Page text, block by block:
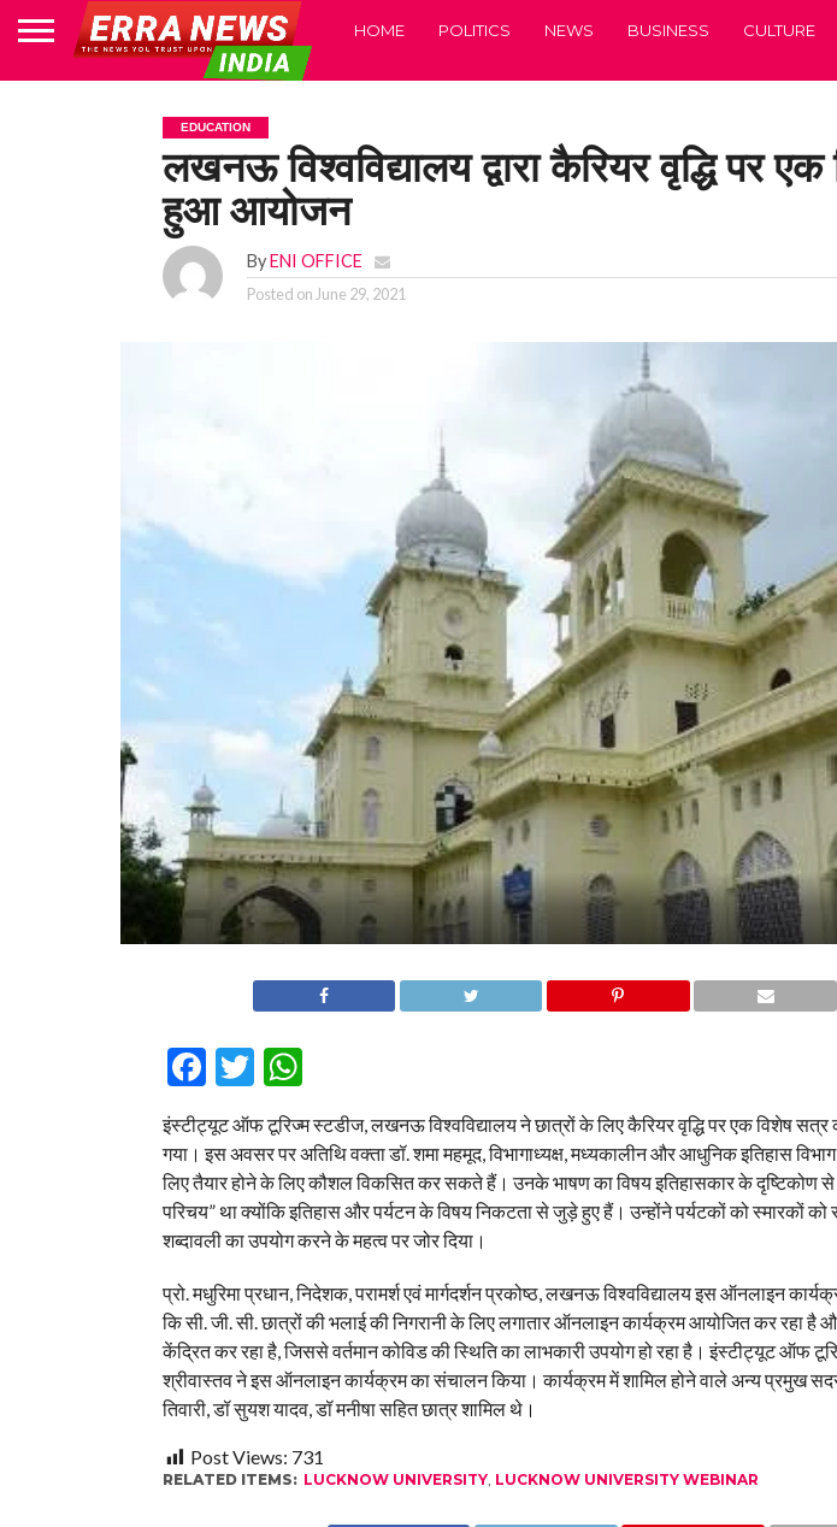
HOME POLITICS NEWS BUSINESS CULTURE
EDUCATION
लखनऊ विश्वविद्यालय द्वारा कैरियर वृद्धि पर
हुआ आयोजन
ByENI OFFICE
Posted on June 29, 2021
Facebook
Twitter
WhatsApp
इंस्टीट्यूट ऑफ टूरिज्म स्टडीज, लखनऊ विश्वविद्यालय ने छात्रों के लिए कैरियर वृद्धि पर एक विशेष
गया। इस अवसर पर अतिथि वक्ता डॉ. शमा महमूद, विभागाध्यक्ष, मध्यकालीन और आधुनिक इतिहास
लिए तैयार होने के लिए कौशल विकसित कर सकते हैं। उनके भाषण का विषय इतिहासकार के दृष्टिकोण से
परिचय” था क्योंकि इतिहास और पर्यटन के विषय निकटता से जुड़े हुए हैं। उन्होंने पर्यटकों को स्मारकों
शब्दावली का उपयोग करने के महत्व पर जोर दिया।
प्रो. मधुरिमा प्रधान, निदेशक, परामर्श एवं मार्गदर्शन प्रकोष्ठ, लखनऊ विश्वविद्यालय इस ऑनलाइन
कि सी. जी. सी. छात्रों की भलाई की निगरानी के लिए लगातार ऑनलाइन कार्यक्रम आयोजित कर रहा है
केंद्रित कर रहा है, जिससे वर्तमान कोविड की स्थिति का लाभकारी उपयोग हो रहा है। इंस्टीट्यूट ऑफ
श्रीवास्तव ने इस ऑनलाइन कार्यक्रम का संचालन किया। कार्यक्रम में शामिल होने वाले अन्य प्रमुख
तिवारी, डॉ सुयश यादव, डॉ मनीषा सहित छात्र शामिल थे।
Post Views: 731
RELATED ITEMS: LUCKNOW UNIVERSITY, LUCKNOW UNIVERSITY WEBINAR